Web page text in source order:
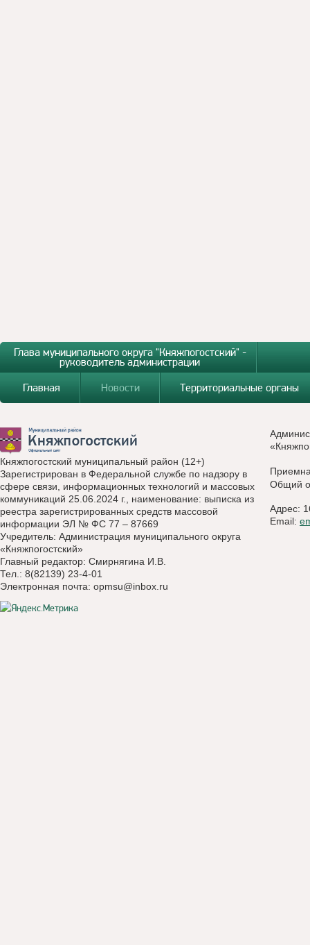
Глава муниципального округа "Княжпогостский" -
руководитель администрации
Главная
Новости Территориальные органы
Княжпогостский муниципальный район (12+)
Зарегистрирован в Федеральной службе по надзору в
сфере связи, информационных технологий и массовых
коммуникаций 25.06.2024 г., наименование: выписка из
реестра зарегистрированных средств массовой
информации ЭЛ № ФС 77 – 87669
Учредитель: Администрация муниципального округа
«Княжпогостский»
Главный редактор: Смирнягина И.В.
Тел.: 8(82139) 23-4-01
Электронная почта: opmsu@inbox.ru
Общий
Адрес:
Email: